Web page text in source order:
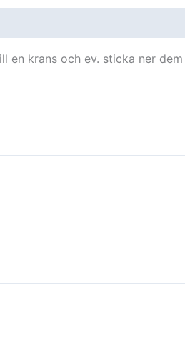
en krans och ev. sticka ner